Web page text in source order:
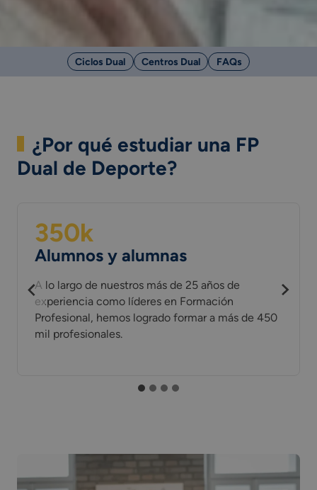
Ciclos Dual Centros Dual FAQs
¿Por qué estudiar una FP
Dual de Deporte?
350k
Alumnos y alumnas
A lo largo de nuestros más de 25 años de
experiencia como líderes en Formación
Profesional, hemos logrado formar a más de 450
mil profesionales.